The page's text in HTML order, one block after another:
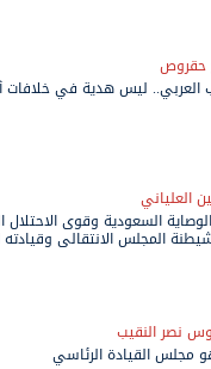
حقروص
العربي.. ليس هدية في خلافات
العلياني
الوصاية السعودية وقوى
المجلس الانتقالي
نصر النقيب
مجلس القيادة الرئاسي